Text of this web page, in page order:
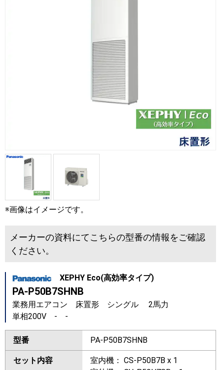
※画像はイメージです。
メーカーの資料にてこちらの型番の情報をご確認
ください。
XEPHY Eco(高効率タイプ)
PA-P50B7SHNB
業務用エアコン 床置形 シングル 2馬力
単相200V - -
型番 PA-P50B7SHNB
セット内容
室内機： CS-P50B7B x 1